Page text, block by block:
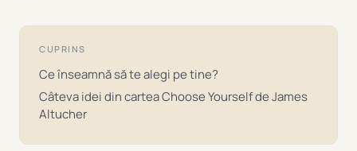
CUPRINS
Ce înseamnă să te alegi pe tine?
Câteva idei din cartea Choose Yourself de James
Altucher